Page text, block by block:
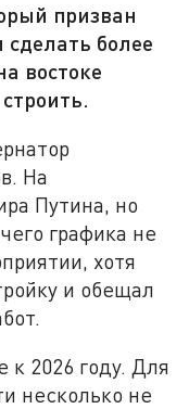
призван
сделать более
востоке
На
Путина, но
графика не
хотя
и обещал
к 2026 году. Для
несколько не